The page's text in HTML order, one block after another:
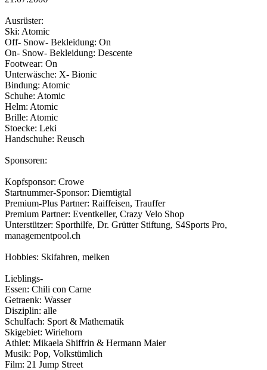
Ausrüster:
Ski: Atomic
Off- Snow- Bekleidung: On
On- Snow- Bekleidung: Descente
Footwear: On
Unterwäsche: X- Bionic
Bindung: Atomic
Schuhe: Atomic
Helm: Atomic
Brille: Atomic
Stoecke: Leki
Handschuhe: Reusch
Sponsoren:
Kopfsponsor: Crowe
Startnummer­-Sponsor: Diemtigtal
Premium-Plus Partner: Raiffeisen, Trauffer
Premium Partner: Eventkeller, Crazy Velo Shop
Unterstützer: Sporthilfe, Dr. Grütter Stiftung, S4Sports Pro,
managementpool.ch
Hobbies: Skifahren, melken
Lieblings-
Essen: Chili con Carne
Getraenk: Wasser
Disziplin: alle
Schulfach: Sport & Mathematik
Skigebiet: Wiriehorn
Athlet: Mikaela Shiffrin & Hermann Maier
Musik: Pop, Volkstümlich
Film: 21 Jump Street